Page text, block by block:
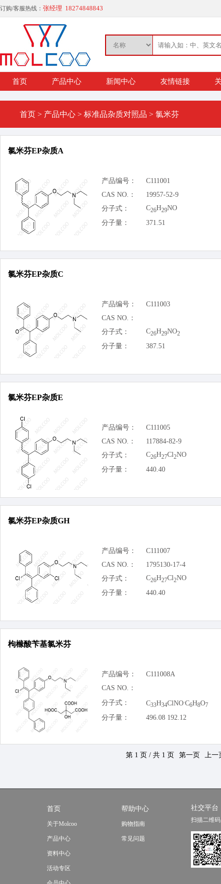
订购/客服热线： 张经理 18274848843
首页 产品中心 新闻中心 友情链接
首页 > 产品中心 > 标准品杂质对照品 > 氯米芬
氯米芬EP杂质A
产品编号：
C111001
CAS NO.：
19957-52-9
分子式：
C26H29NO
分子量：
371.51
氯米芬EP杂质C
产品编号：
C111003
CAS NO.：
分子式：
C26H29NO2
分子量： 387.51
氯米芬EP杂质E
产品编号：
C111005
CAS NO.：
117884-82-9
分子式：
C26H27Cl2NO
分子量：
440.40
氯米芬EP杂质GH
产品编号：
C111007
CAS NO.：
1795130-17-4
分子式：
C26H27Cl2NO
分子量：
440.40
枸橼酸苄基氯米芬
产品编号：
C111008A
CAS NO.：
分子式：
C33H34ClNO.C6H8O7
分子量： 496.08 192.12
第 1 页 / 共 1 页 第一页 上一
首页
关于Molcoo
产品中心
资料中心
活动专区
帮助中心
购物指南
常见问题
社交平台
扫描二维